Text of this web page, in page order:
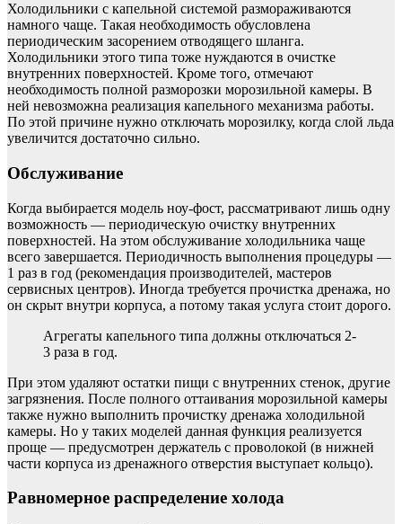
Холодильники с капельной системой размораживаются
намного чаще. Такая необходимость обусловлена
периодическим засорением отводящего шланга.
Холодильники этого типа тоже нуждаются в очистке
внутренних поверхностей. Кроме того, отмечают
необходимость полной разморозки морозильной камеры. В
ней невозможна реализация капельного механизма работы.
По этой причине нужно отключать морозилку, когда слой льда
увеличится достаточно сильно.
Обслуживание
Когда выбирается модель ноу-фост, рассматривают лишь одну
возможность — периодическую очистку внутренних
поверхностей. На этом обслуживание холодильника чаще
всего завершается. Периодичность выполнения процедуры —
1 раз в год (рекомендация производителей, мастеров
сервисных центров). Иногда требуется прочистка дренажа, но
он скрыт внутри корпуса, а потому такая услуга стоит дорого.
Агрегаты капельного типа должны отключаться 2-
3 раза в год.
При этом удаляют остатки пищи с внутренних стенок, другие
загрязнения. После полного оттаивания морозильной камеры
также нужно выполнить прочистку дренажа холодильной
камеры. Но у таких моделей данная функция реализуется
проще — предусмотрен держатель с проволокой (в нижней
части корпуса из дренажного отверстия выступает кольцо).
Равномерное распределение холода